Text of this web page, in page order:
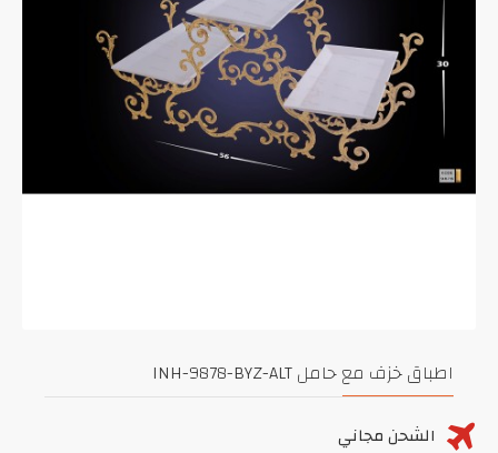
اطباق خزف مع حامل INH-9878-BYZ-ALT
الشحن مجاني